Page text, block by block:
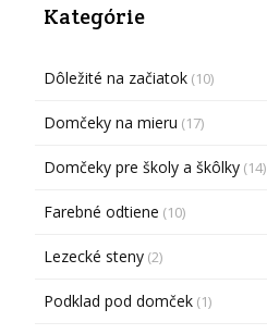
Kategórie
Dôležité na začiatok (10)
Domčeky na mieru (17)
Domčeky pre školy a škôlky (14)
Farebné odtiene (10)
Lezecké steny (2)
Podklad pod domček (1)